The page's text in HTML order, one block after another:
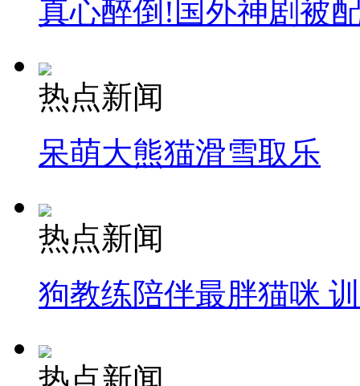
真心醉倒!国外神剧被
热点新闻
呆萌大熊猫滑雪取乐
热点新闻
狗教练陪伴最胖猫咪
热点新闻